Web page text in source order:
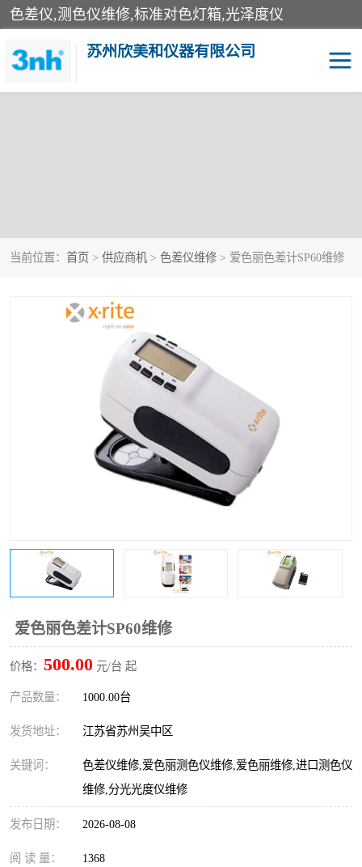
色差仪,测色仪维修,标准对色灯箱,光泽度仪
苏州欣美和仪器有限公司
当前位置： 首页 > 供应商机 > 色差仪维修 > 爱色丽色差计SP60维修
爱色丽色差计SP60维修
价格： 500.00 元/台 起
产品数量： 1000.00台
发货地址： 江苏省苏州吴中区
关键词：
色差仪维修,爱色丽测色仪维修,爱色丽维修,进口测色仪
维修,分光光度仪维修
发布日期： 2026-08-08
阅 读 量： 1368